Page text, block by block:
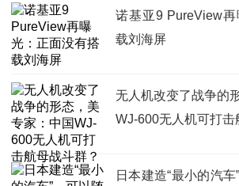
诺基亚9 PureView
载刘海屏
无人机改变了战争的
WJ-600无人机可打击
日本建造“最小的汽车